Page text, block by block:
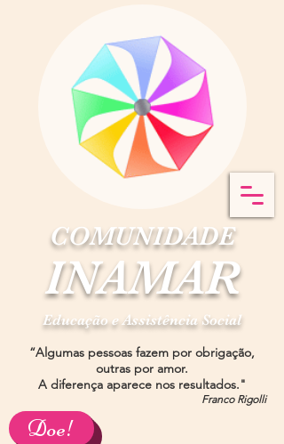
“Algumas pessoas fazem por obrigação,
outras por amor.
A diferença aparece nos resultados."
Franco Rigolli
COMUNIDADE
INAMAR
Educação e Assistência Social
Doe!